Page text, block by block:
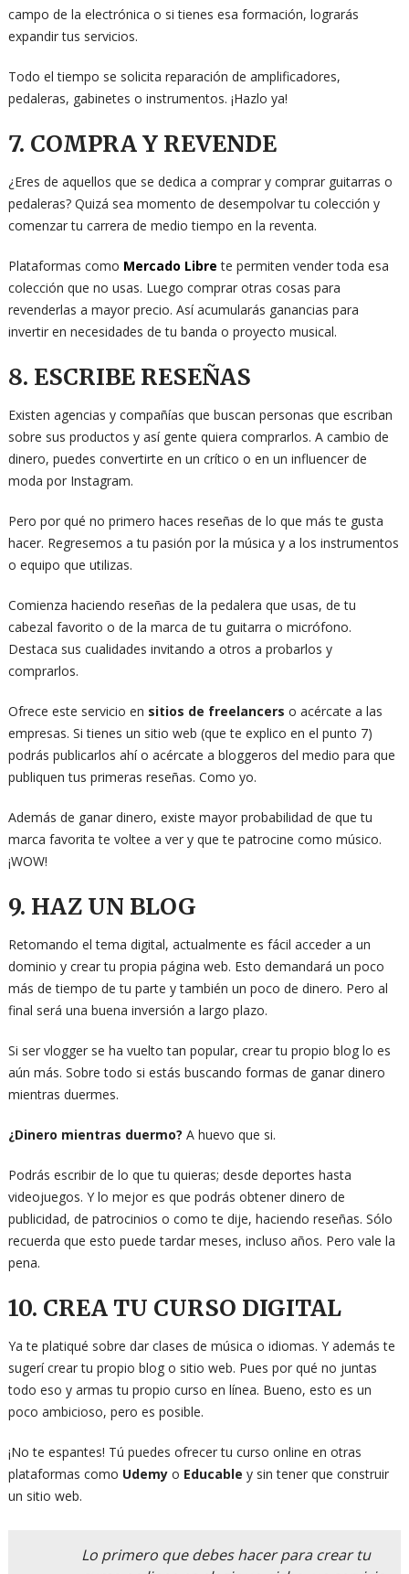
campo de la electrónica o si tienes esa formación, lograrás
expandir tus servicios.
Todo el tiempo se solicita reparación de amplificadores,
pedaleras, gabinetes o instrumentos. ¡Hazlo ya!
7. COMPRA Y REVENDE
¿Eres de aquellos que se dedica a comprar y comprar guitarras o
pedaleras? Quizá sea momento de desempolvar tu colección y
comenzar tu carrera de medio tiempo en la reventa.
Plataformas como Mercado Libre te permiten vender toda esa
colección que no usas. Luego comprar otras cosas para
revenderlas a mayor precio. Así acumularás ganancias para
invertir en necesidades de tu banda o proyecto musical.
8. ESCRIBE RESEÑAS
Existen agencias y compañías que buscan personas que escriban
sobre sus productos y así gente quiera comprarlos. A cambio de
dinero, puedes convertirte en un crítico o en un influencer de
moda por Instagram.
Pero por qué no primero haces reseñas de lo que más te gusta
hacer. Regresemos a tu pasión por la música y a los instrumentos
o equipo que utilizas.
Comienza haciendo reseñas de la pedalera que usas, de tu
cabezal favorito o de la marca de tu guitarra o micrófono.
Destaca sus cualidades invitando a otros a probarlos y
comprarlos.
Ofrece este servicio en sitios de freelancers o acércate a las
empresas. Si tienes un sitio web (que te explico en el punto 7)
podrás publicarlos ahí o acércate a bloggeros del medio para que
publiquen tus primeras reseñas. Como yo.
Además de ganar dinero, existe mayor probabilidad de que tu
marca favorita te voltee a ver y que te patrocine como músico.
¡WOW!
9. HAZ UN BLOG
Retomando el tema digital, actualmente es fácil acceder a un
dominio y crear tu propia página web. Esto demandará un poco
más de tiempo de tu parte y también un poco de dinero. Pero al
final será una buena inversión a largo plazo.
Si ser vlogger se ha vuelto tan popular, crear tu propio blog lo es
aún más. Sobre todo si estás buscando formas de ganar dinero
mientras duermes.
¿Dinero mientras duermo? A huevo que si.
Podrás escribir de lo que tu quieras; desde deportes hasta
videojuegos. Y lo mejor es que podrás obtener dinero de
publicidad, de patrocinios o como te dije, haciendo reseñas. Sólo
recuerda que esto puede tardar meses, incluso años. Pero vale la
pena.
10. CREA TU CURSO DIGITAL
Ya te platiqué sobre dar clases de música o idiomas. Y además te
sugerí crear tu propio blog o sitio web. Pues por qué no juntas
todo eso y armas tu propio curso en línea. Bueno, esto es un
poco ambicioso, pero es posible.
¡No te espantes! Tú puedes ofrecer tu curso online en otras
plataformas como Udemy o Educable y sin tener que construir
un sitio web.
Lo primero que debes hacer para crear tu